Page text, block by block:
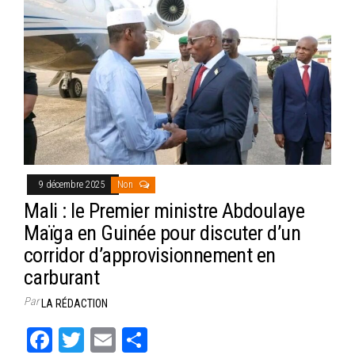
ok er
er
9 décembre 2025 Non
Mali : le Premier ministre Abdoulaye
Maïga en Guinée pour discuter d’un
corridor d’approvisionnement en
carburant
ParLA RÉDACTION
Fa T
E